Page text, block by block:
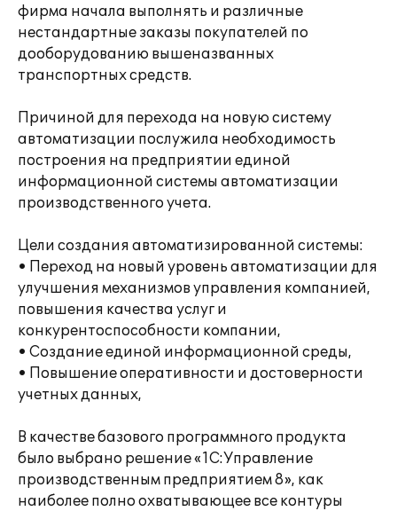
фирма начала выполнять и различные
нестандартные заказы покупателей по
дооборудованию вышеназванных
транспортных средств.
Причиной для перехода на новую систему
автоматизации послужила необходимость
построения на предприятии единой
информационной системы автоматизации
производственного учета.
Цели создания автоматизированной системы:
• Переход на новый уровень автоматизации для
улучшения механизмов управления компанией,
повышения качества услуг и
конкурентоспособности компании,
• Создание единой информационной среды,
• Повышение оперативности и достоверности
учетных данных,
В качестве базового программного продукта
было выбрано решение «1С:Управление
производственным предприятием 8», как
наиболее полно охватывающее все контуры